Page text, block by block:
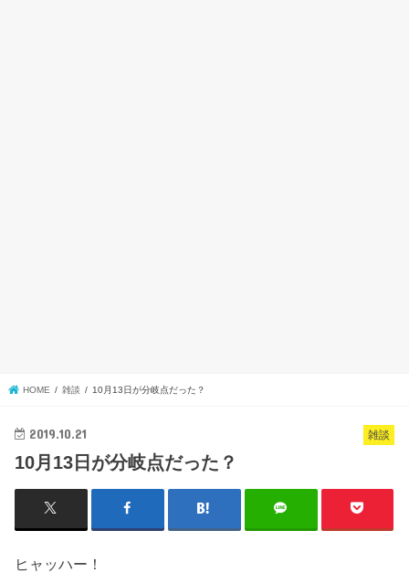
HOME 雑談 10月13日が分岐点だった？
雑談
2019.10.21
10月13日が分岐点だった？
ヒャッハー！